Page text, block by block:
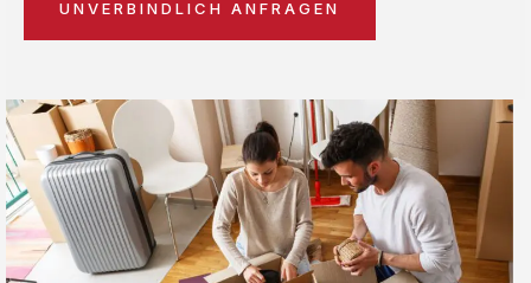
UNVERBINDLICH ANFRAGEN